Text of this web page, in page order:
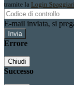
tramite la Login Spaggiari
E-mail inviata, si
Errore
Chiudi
Successo